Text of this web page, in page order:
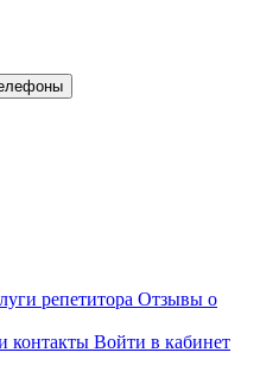
репетитора Отзывы о
контакты Войти в кабинет